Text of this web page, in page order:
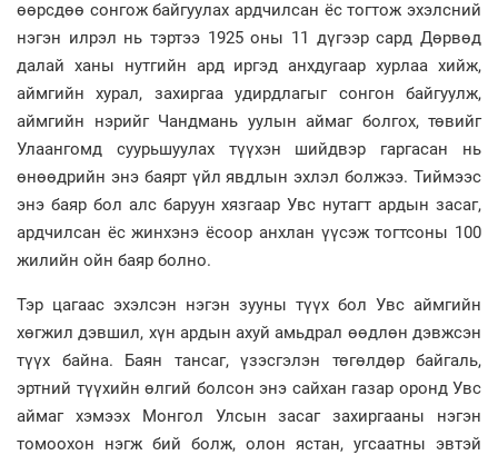
өөрсдөө сонгож байгуулах ардчилсан ёс тогтож эхэлсний
нэгэн илрэл нь тэртээ 1925 оны 11 дүгээр сард Дөрвөд
далай ханы нутгийн ард иргэд анхдугаар хурлаа хийж,
аймгийн хурал, захиргаа удирдлагыг сонгон байгуулж,
аймгийн нэрийг Чандмань уулын аймаг болгох, төвийг
Улаангомд суурьшуулах түүхэн шийдвэр гаргасан нь
өнөөдрийн энэ баярт үйл явдлын эхлэл болжээ. Тиймээс
энэ баяр бол алс баруун хязгаар Увс нутагт ардын засаг,
ардчилсан ёс жинхэнэ ёсоор анхлан үүсэж тогтсоны 100
жилийн ойн баяр болно.
Тэр цагаас эхэлсэн нэгэн зууны түүх бол Увс аймгийн
хөгжил дэвшил, хүн ардын ахуй амьдрал өөдлөн дэвжсэн
түүх байна. Баян тансаг, үзэсгэлэн төгөлдөр байгаль,
эртний түүхийн өлгий болсон энэ сайхан газар оронд Увс
аймаг хэмээх Монгол Улсын засаг захиргааны нэгэн
томоохон нэгж бий болж, олон ястан, угсаатны эвтэй